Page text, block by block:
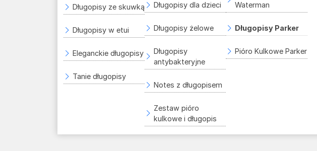
Długopisy ze skuwką
Długopisy w etui
Eleganckie długopisy
Tanie długopisy
Długopisy dla dzieci
Długopisy żelowe
Długopisy
antybakteryjne
Notes z długopisem
Zestaw pióro
kulkowe i długopis
Waterman
Długopisy Parker
Pióro Kulkowe Parker